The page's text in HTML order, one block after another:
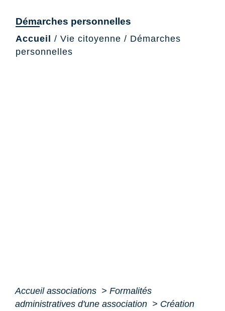
Démarches personnelles
Accueil / Vie citoyenne / Démarches
personnelles
Accueil associations > Formalités
administratives d'une association > Création